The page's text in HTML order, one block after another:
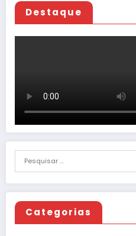
Destaque
Categorias